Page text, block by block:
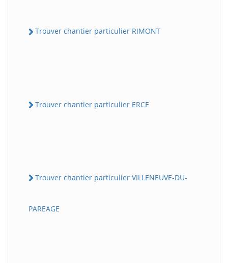
Trouver chantier particulier RIMONT
Trouver chantier particulier ERCE
Trouver chantier particulier VILLENEUVE-DU-
PAREAGE